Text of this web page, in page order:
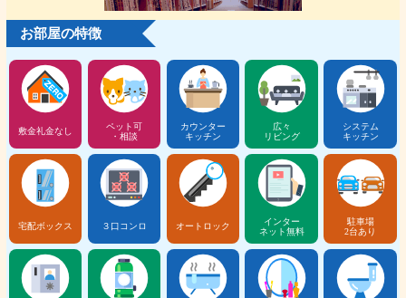
お部屋の特徴
敷金礼金なし
ペット可
・相談
カウンター
キッチン
広々
リビング
システム
キッチン
宅配ボックス ３口コンロ オートロック
インター
ネット無料
駐車場
2台あり